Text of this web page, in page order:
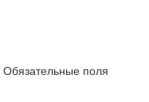
Обязательные поля